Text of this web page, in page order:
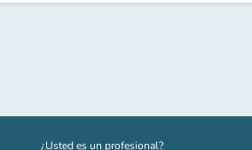
¿Usted es un profesional?(nueva pestaña)